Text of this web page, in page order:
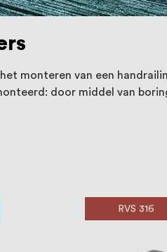
monteren van een
door middel van
RVS 316